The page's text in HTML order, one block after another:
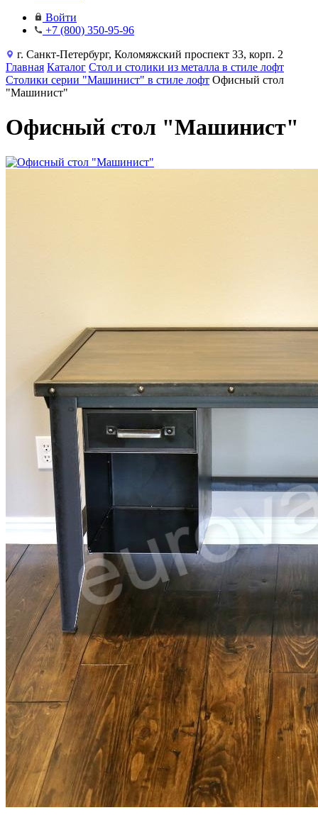
Войти
+7 (800) 350-95-96
г. Санкт-Петербург, Коломяжский проспект 33, корп. 2
Главная Каталог Стол и столики из металла в стиле лофт
Столики серии "Машинист" в стиле лофт Офисный стол
"Машинист"
Офисный стол "Машинист"